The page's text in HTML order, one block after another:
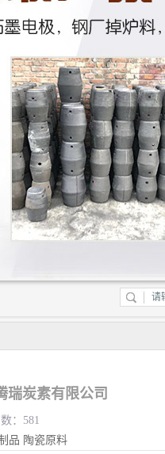
瑞炭素有限公司
：581
品 陶瓷原料